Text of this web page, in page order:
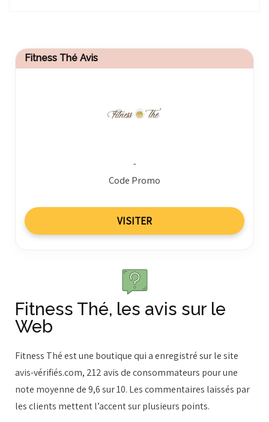
Fitness Thé Avis
-
Code Promo
VISITER
Fitness Thé, les avis sur le
Web
Fitness Thé est une boutique qui a enregistré sur le site
avis-vérifiés.com, 212 avis de consommateurs pour une
note moyenne de 9,6 sur 10. Les commentaires laissés par
les clients mettent l’accent sur plusieurs points.